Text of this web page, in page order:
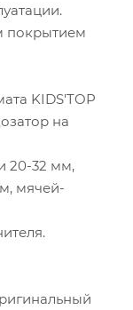
покрытием
KIDS'TOP
на
20-32 мм,
мячей-